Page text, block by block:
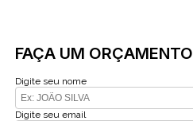
FAÇA UM ORÇAMENTO
Digite seu nome
Digite seu email